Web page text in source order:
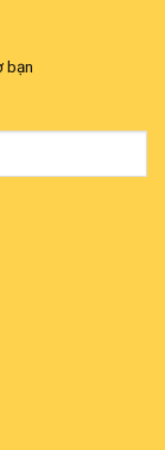
bạn